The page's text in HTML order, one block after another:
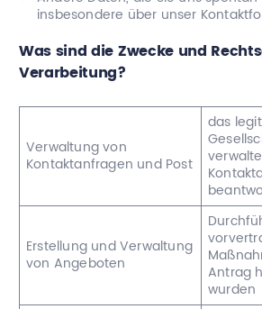
insbesondere über unser
Was sind die Zwecke und
Verarbeitung?
Verwaltung von
Kontaktanfragen und Post
das
Erstellung und Verwaltung
von Angeboten
Antrag
wurden